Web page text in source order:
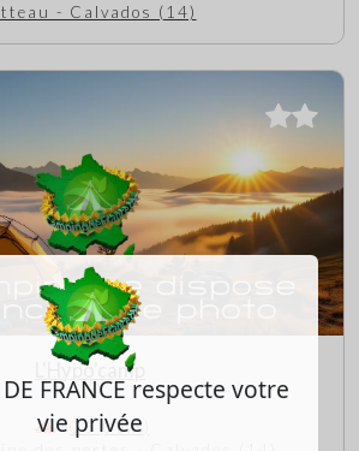
FRANCE respecte votre
vie privée
- Calvados (14)
L'Hypo'camp
0/5 (0 avis)